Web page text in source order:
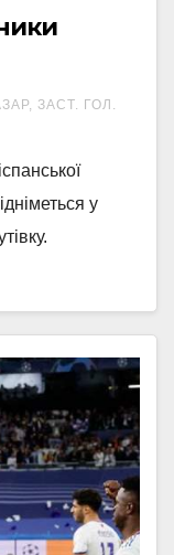
ЗАСТ. ГОЛ.
у